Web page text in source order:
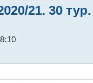
21. 30